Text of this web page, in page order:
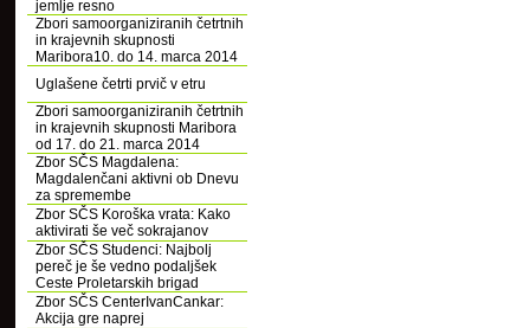
jemlje resno
Zbori samoorganiziranih četrtnih
in krajevnih skupnosti
Maribora10. do 14. marca 2014
Uglašene četrti prvič v etru
Zbori samoorganiziranih četrtnih
in krajevnih skupnosti Maribora
od 17. do 21. marca 2014
Zbor SČS Magdalena:
Magdalenčani aktivni ob Dnevu
za spremembe
Zbor SČS Koroška vrata: Kako
aktivirati še več sokrajanov
Zbor SČS Studenci: Najbolj
pereč je še vedno podaljšek
Ceste Proletarskih brigad
Zbor SČS CenterIvanCankar:
Akcija gre naprej